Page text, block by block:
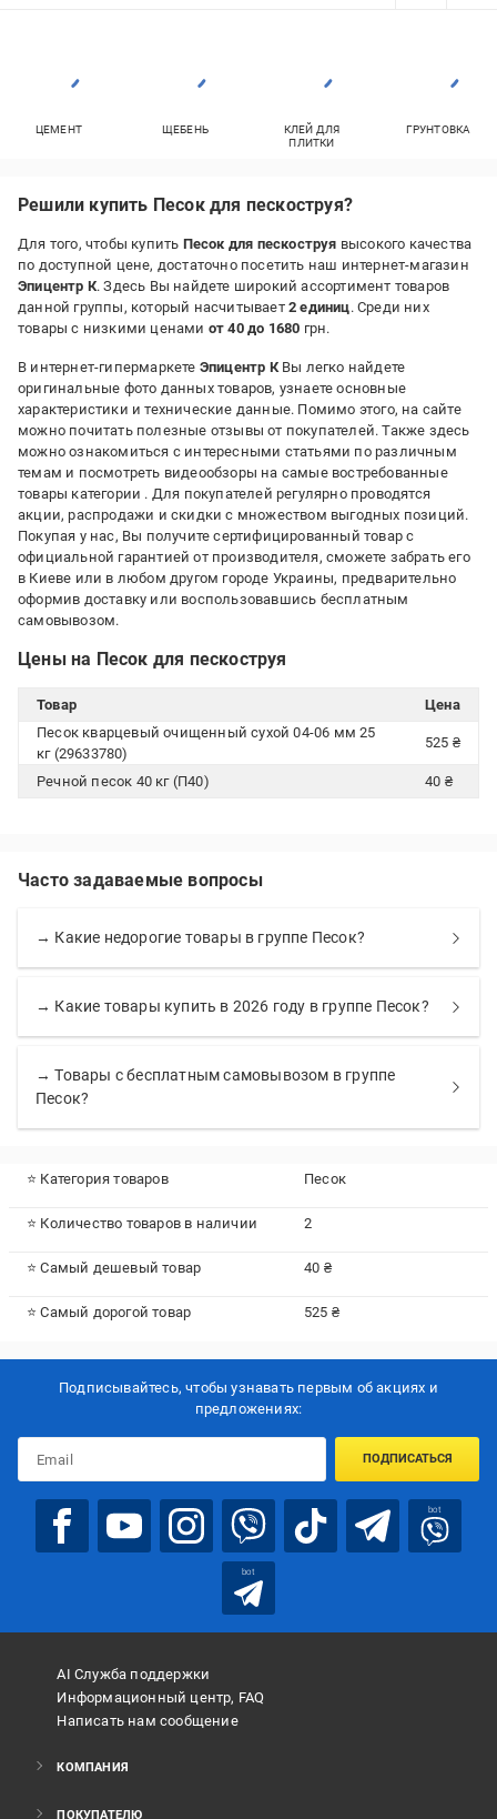
ЦЕМЕНТ ЩЕБЕНЬ
КЛЕЙ ДЛЯ
ПЛИТКИ
ГРУНТОВКА
Решили купить Песок для пескоструя?
Для того, чтобы купить Песок для пескоструя высокого качества
по доступной цене, достаточно посетить наш интернет-магазин
Эпицентр К. Здесь Вы найдете широкий ассортимент товаров
данной группы, который насчитывает 2 единиц. Среди них
товары с низкими ценами от 40 до 1680 грн.
В интернет-гипермаркете Эпицентр КВы легко найдете
оригинальные фото данных товаров, узнаете основные
характеристики и технические данные. Помимо этого, на сайте
можно почитать полезные отзывы от покупателей. Также здесь
можно ознакомиться с интересными статьями по различным
темам и посмотреть видеообзоры на самые востребованные
товары категории . Для покупателей регулярно проводятся
акции, распродажи и скидки с множеством выгодных позиций.
Покупая у нас, Вы получите сертифицированный товар с
официальной гарантией от производителя, сможете забрать его
в Киеве или в любом другом городе Украины, предварительно
оформив доставку или воспользовавшись бесплатным
самовывозом.
Цены на Песок для пескоструя
Товар
Цена
Песок кварцевый очищенный сухой 04-06 мм 25
кг (29633780)
525 ₴
Речной песок 40 кг (П40) 40 ₴
Часто задаваемые вопросы
→ Какие недорогие товары в группе Песок?
→ Какие товары купить в 2026 году в группе Песок?
→ Товары с бесплатным самовывозом в группе
Песок?
⭐ Категория товаров Песок
⭐ Количество товаров в наличии 2
⭐ Самый дешевый товар 40 ₴
⭐ Самый дорогой товар 525 ₴
Подписывайтесь, чтобы узнавать первым об акцияx и
предложениях:
ПОДПИСАТЬСЯ
bot
bot
AI Служба поддержки
Информационный центр, FAQ
Написать нам сообщение
КОМПАНИЯ
ПОКУПАТЕЛЮ